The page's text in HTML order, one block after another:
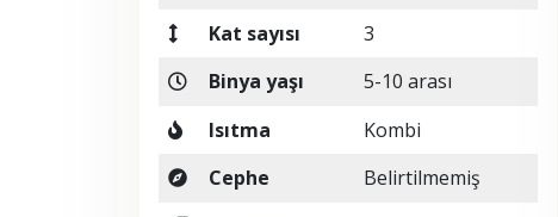
Kat sayısı
3
Binya yaşı
5-10 arası
Isıtma
Kombi
Cephe
Belirtilmemiş